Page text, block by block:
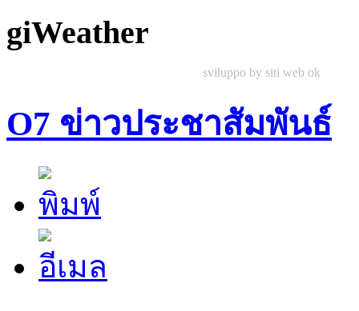
giWeather
sviluppo by siti web ok
O7 ข่าวประชาสัมพันธ์